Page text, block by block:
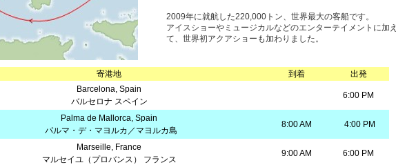
2009年に就航した220,000トン、世界最大の客船です。
アイスショーやミュージカルなどのエンターテイメントに加え
て、世界初アクアショーも加わりました。
寄港地 到着 出発
Barcelona, Spain
バルセロナ スペイン
6:00 PM
Palma de Mallorca, Spain
パルマ・デ・マヨルカ／マヨルカ島
8:00 AM 4:00 PM
Marseille, France
マルセイユ（プロバンス） フランス
9:00 AM 6:00 PM